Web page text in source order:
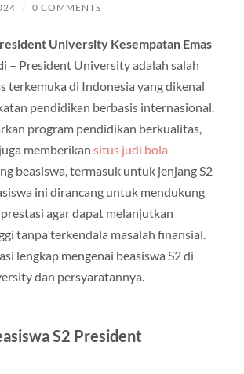
/ 0 COMMENTS
University Kesempatan Emas
i – President University adalah salah
terkemuka di Indonesia yang dikenal
pendidikan berbasis internasional.
program pendidikan berkualitas,
memberikan situs judi bola
beasiswa, termasuk untuk jenjang S2
ini dirancang untuk mendukung
agar dapat melanjutkan
tanpa terkendala masalah finansial.
lengkap mengenai beasiswa S2 di
dan persyaratannya.
S2 President